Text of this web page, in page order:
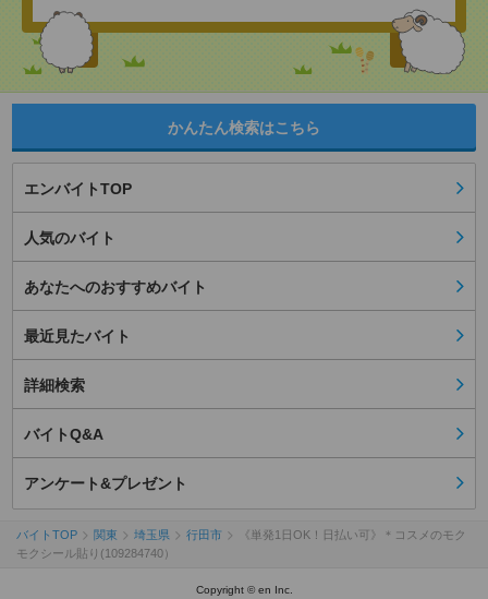
かんたん検索はこちら
エンバイトTOP
人気のバイト
あなたへのおすすめバイト
最近見たバイト
詳細検索
バイトQ&A
アンケート&プレゼント
バイトTOP 関東 埼玉県 行田市
《単発1日OK！日払い可》＊コスメのモク
モクシール貼り(109284740）
Copyright © en Inc.